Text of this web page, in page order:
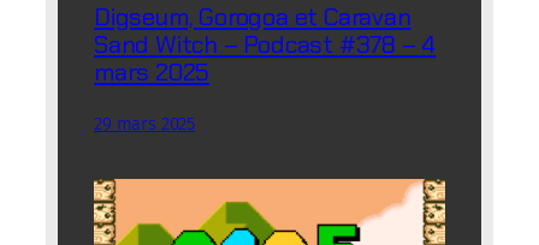
Digseum, Gorogoa et Caravan
Sand Witch – Podcast #378 – 4
mars 2025
29 mars 2025